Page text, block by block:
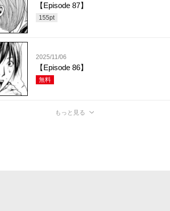
【Episode 87】
155pt
2025/11/06
【Episode 86】
無料
もっと見る